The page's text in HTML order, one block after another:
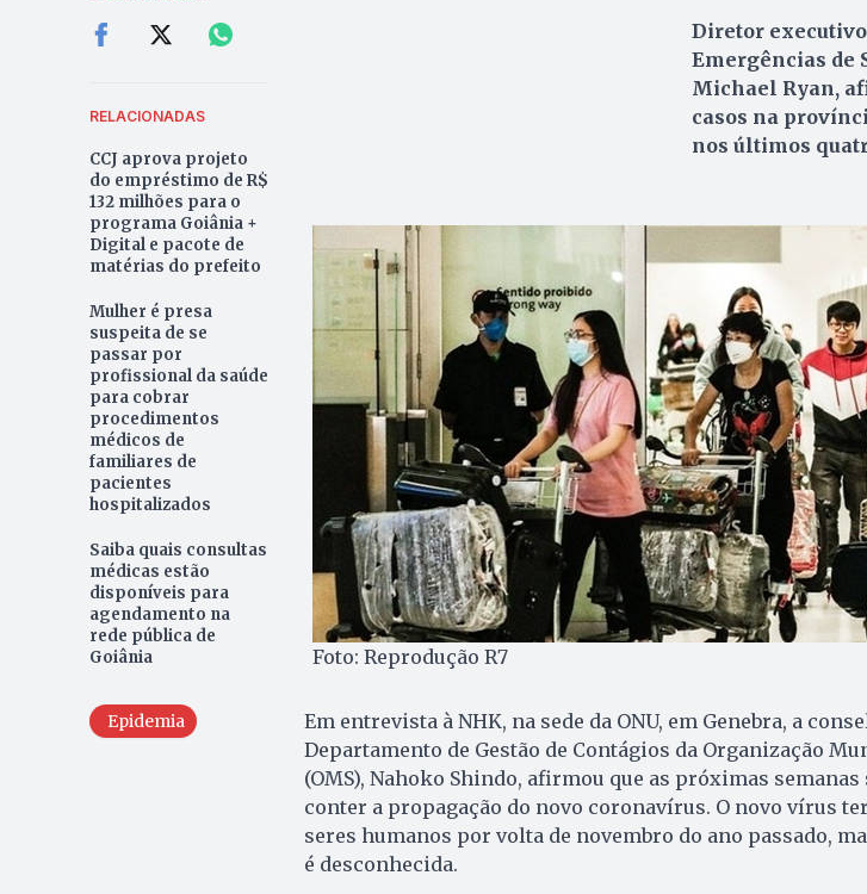
RELACIONADAS
CCJ aprova projeto
do empréstimo de R$
132 milhões para o
programa Goiânia +
Digital e pacote de
matérias do prefeito
Mulher é presa
suspeita de se
passar por
profissional da saúde
para cobrar
procedimentos
médicos de
familiares de
pacientes
hospitalizados
Saiba quais consultas
médicas estão
disponíveis para
agendamento na
rede pública de
Goiânia
Epidemia
Diretor
Emergências de
Michael Ryan,
casos na
nos últimos
Foto: Reprodução R7
Em entrevista à NHK, na sede da ONU, em Genebra, a
Departamento de Gestão de Contágios da Organização
(OMS), Nahoko Shindo, afirmou que as próximas
conter a propagação do novo coronavírus. O novo vírus
seres humanos por volta de novembro do ano passado,
é desconhecida.